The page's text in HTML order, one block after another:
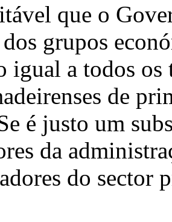
que o
dos grupos
igual a todos os
de
é justo um
da
do sector